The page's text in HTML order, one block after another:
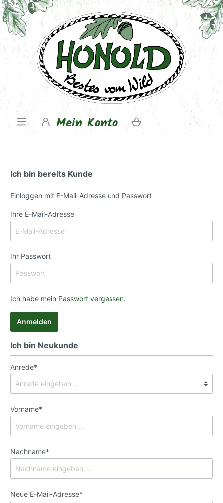
Mein Konto
Ich bin bereits Kunde
Einloggen mit E-Mail-Adresse und Passwort
Ihre E-Mail-Adresse
Ihr Passwort
Ich habe mein Passwort vergessen.
Anmelden
Ich bin Neukunde
Anrede*
Vorname*
Nachname*
Neue E-Mail-Adresse*